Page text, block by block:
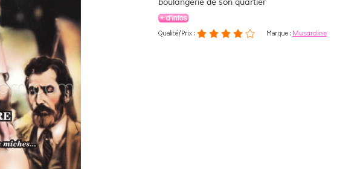
boulangerie de son quartier
Musardine